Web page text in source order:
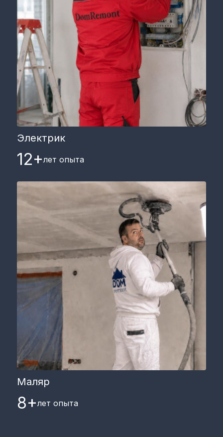
Электрик
12+лет опыта
Маляр
8+лет опыта